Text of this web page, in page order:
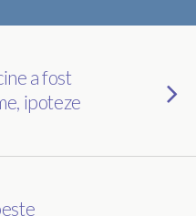
a fost
ipoteze